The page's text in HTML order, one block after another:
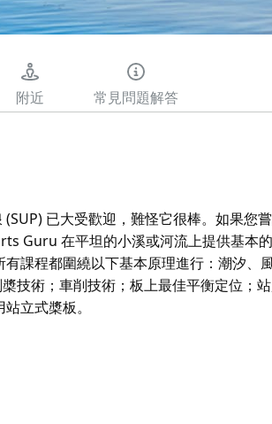
附近 常見問題解答
(SUP) 已大受歡迎，難怪它很棒。如果您
Guru 在平坦的小溪或河流上提供基本
有課程都圍繞以下基本原理進行：潮汐、
技術；車削技術；板上最佳平衡定位；
立式槳板。